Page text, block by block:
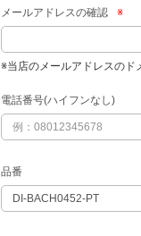
メールアドレスの確認 ※
※当店のメールアドレスのド
電話番号(ハイフンなし)
品番